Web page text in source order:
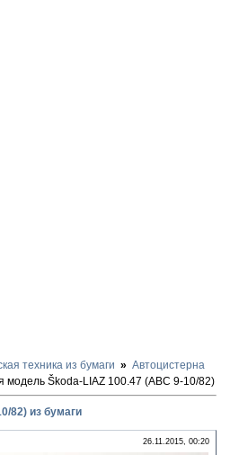
техника из бумаги
Автоцистерна
Škoda-LIAZ 100.47 (ABC 9-10/82)
82) из бумаги
26.11.2015, 00:20